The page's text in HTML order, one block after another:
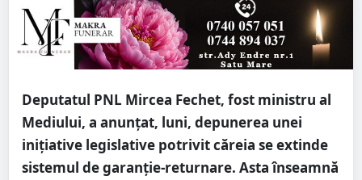
Deputatul PNL Mircea Fechet, fost ministru al
Mediului, a anunţat, luni, depunerea unei
iniţiative legislative potrivit căreia se extinde
sistemul de garanţie-returnare. Asta înseamnă